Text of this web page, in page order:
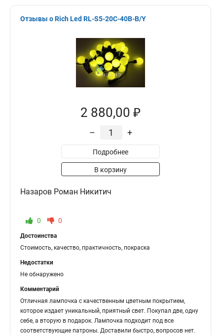
Отзывы о Rich Led RL-S5-20C-40B-B/Y
2 880,00 ₽
– +
Подробнее
В корзину
Назаров Роман Никитич
0 0
Достоинства
Стоимость, качество, практичность, покраска
Недостатки
Не обнаружено
Комментарий
Отличная лампочка с качественным цветным покрытием,
которое издает уникальный, приятный свет. Покупал две, одну
себе, а вторую в подарок. Лампочка подходит под все
соответствующие патроны. Доставили быстро, вопросов нет.